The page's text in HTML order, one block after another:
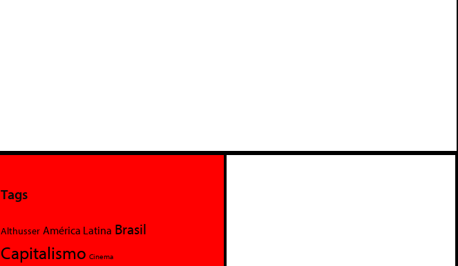
Tags
Althusser América Latina Brasil
Capitalismo Cinema